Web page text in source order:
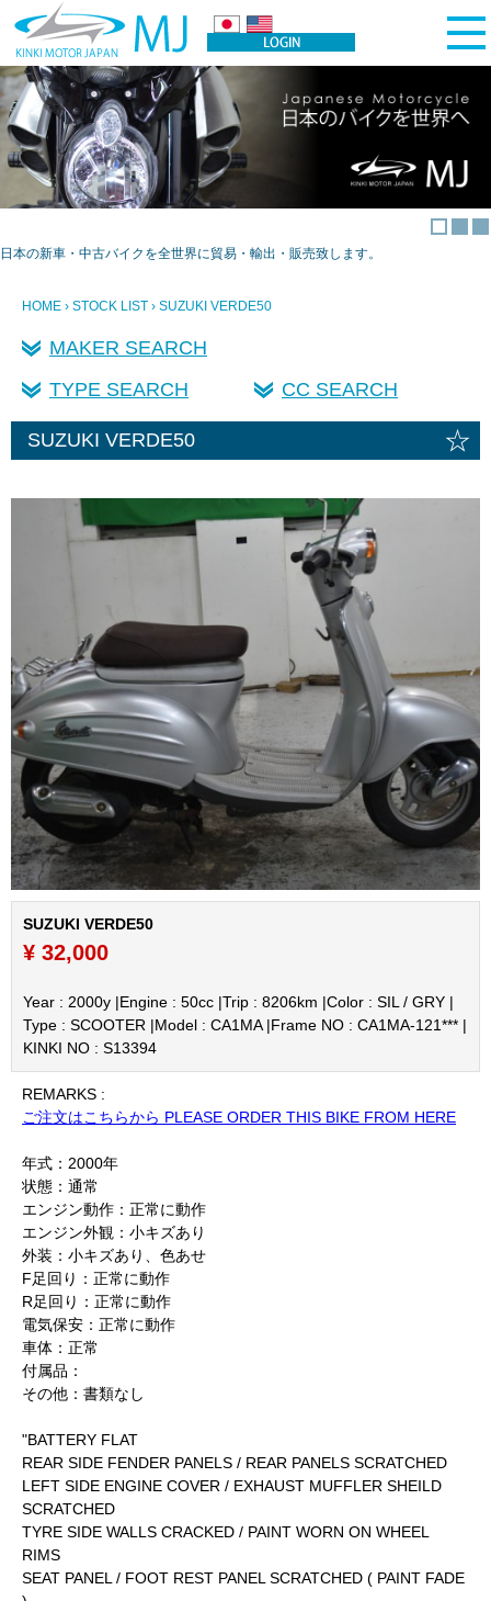
日本の新車・中古バイクを全世界に貿易・輸出・販売致します。
HOME › STOCK LIST › SUZUKI VERDE50
MAKER SEARCH
TYPE SEARCH
CC SEARCH
SUZUKI VERDE50 ☆
SUZUKI VERDE50
¥ 32,000
Year : 2000y |Engine : 50cc |Trip : 8206km |Color : SIL / GRY |
Type : SCOOTER |Model : CA1MA |Frame NO : CA1MA-121*** |
KINKI NO : S13394
REMARKS :
ご注文はこちらから PLEASE ORDER THIS BIKE FROM HERE
年式：2000年
状態：通常
エンジン動作：正常に動作
エンジン外観：小キズあり
外装：小キズあり、色あせ
F足回り：正常に動作
R足回り：正常に動作
電気保安：正常に動作
車体：正常
付属品：
その他：書類なし
"BATTERY FLAT
REAR SIDE FENDER PANELS / REAR PANELS SCRATCHED
LEFT SIDE ENGINE COVER / EXHAUST MUFFLER SHEILD
SCRATCHED
TYRE SIDE WALLS CRACKED / PAINT WORN ON WHEEL
RIMS
SEAT PANEL / FOOT REST PANEL SCRATCHED ( PAINT FADE